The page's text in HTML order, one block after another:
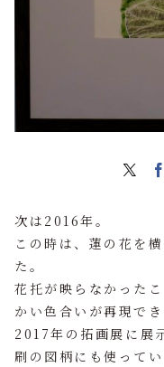
次は2016年。
この時は、蓮の花を
た。
花托が映らなかった
かい色合いが再現でき
2017年の拓画展に展
刷の図柄にも使ってい